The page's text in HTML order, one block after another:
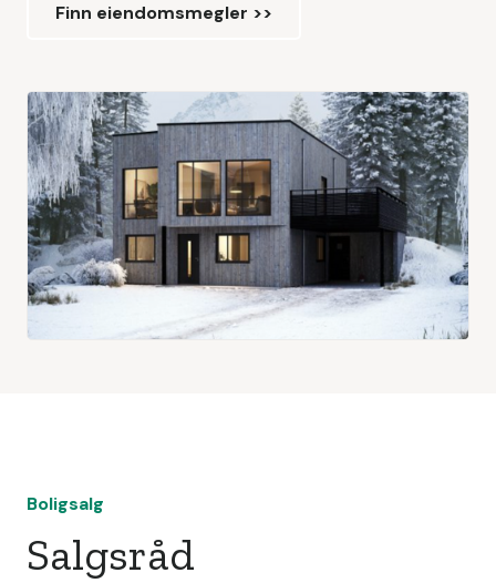
Finn eiendomsmegler >>
Boligsalg
Salgsråd